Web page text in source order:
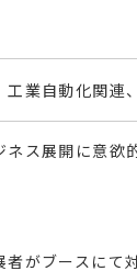
業自動化関連
ス展開に意欲
がブースにて